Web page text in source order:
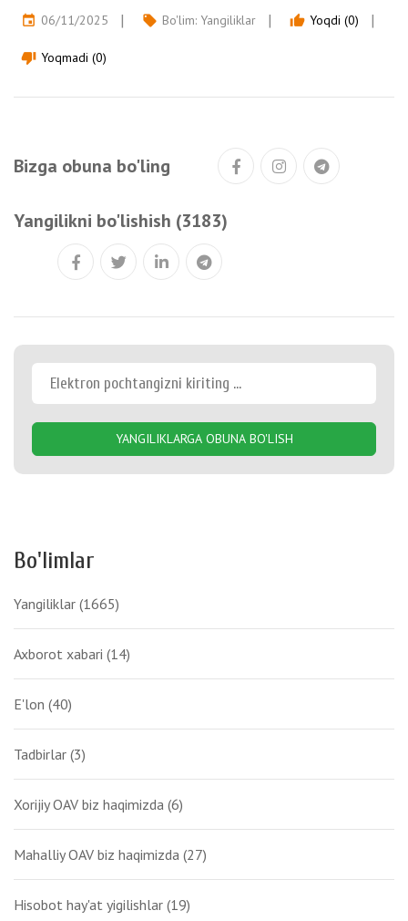
event 06/11/2025 local_offer Bo'lim: Yangiliklar thumb_up Yoqdi (0)
thumb_down Yoqmadi (0)
Bizga obuna bo'ling
Yangilikni bo'lishish (3183)
YANGILIKLARGA OBUNA BO'LISH
Bo'limlar
Yangiliklar (1665)
Axborot xabari (14)
E'lon (40)
Tadbirlar (3)
Xorijiy OAV biz haqimizda (6)
Mahalliy OAV biz haqimizda (27)
Hisobot hay'at yigilishlar (19)